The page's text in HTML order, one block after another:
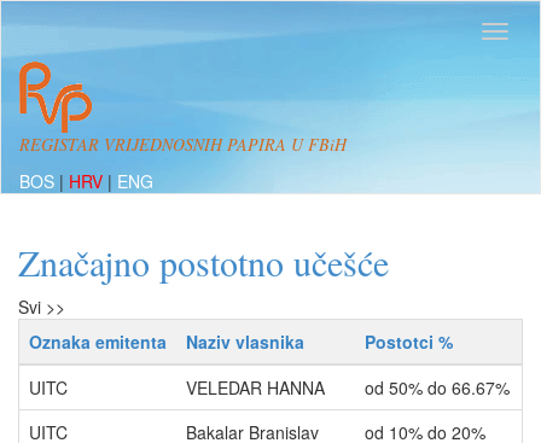
REGISTAR VRIJEDNOSNIH PAPIRA U FBiH
BOS | HRV | ENG
Značajno postotno učešće
Svi >>
Oznaka emitenta
Naziv vlasnika Postotci %
UITC
VELEDAR HANNA od 50% do 66.67%
UITC
Bakalar Branislav od 10% do 20%